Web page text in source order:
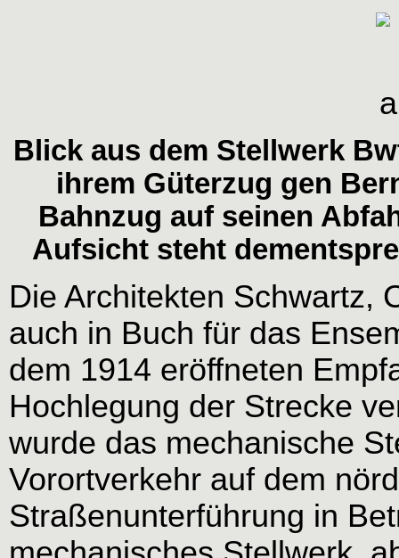
Blick aus dem Stellwerk
ihrem Güterzug gen
Bahnzug auf seinen
Aufsicht steht
Die Architekten Schwartz,
auch in Buch für das
dem 1914 eröffneten
Hochlegung der Strecke
wurde das mechanische
Vorortverkehr auf dem
Straßenunterführung in